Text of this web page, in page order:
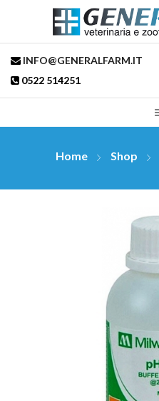
INFO@GENERALFARM.IT
0522 514251
Home Shop